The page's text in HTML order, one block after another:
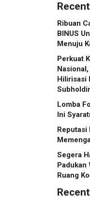
Kota
Ribuan
BINUS
Menuju
Perkuat
Hilirisasi
Lomba
Ini
Reputasi
Segera
Padukan
Ruang